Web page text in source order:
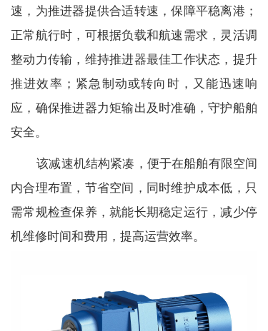
速，为推进器提供合适转速，保障平稳离港；
正常航行时，可根据负载和航速需求，灵活调
整动力传输，维持推进器最佳工作状态，提升
推进效率；紧急制动或转向时，又能迅速响
应，确保推进器力矩输出及时准确，守护船舶
安全。
该减速机结构紧凑，便于在船舶有限空间
内合理布置，节省空间，同时维护成本低，只
需常规检查保养，就能长期稳定运行，减少停
机维修时间和费用，提高运营效率。